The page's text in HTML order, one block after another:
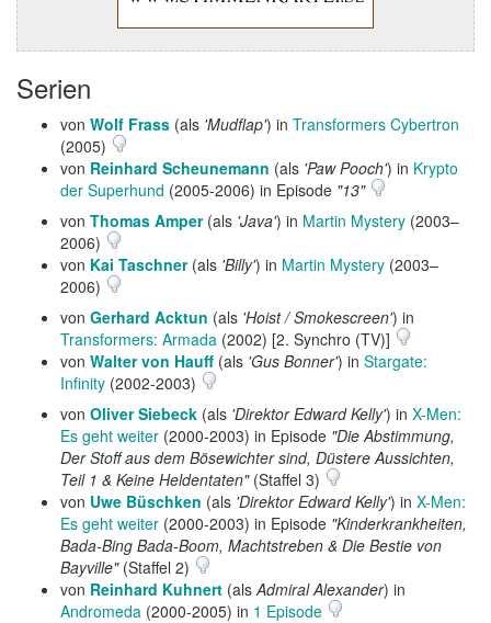
Serien
von Wolf Frass (als 'Mudflap') in Transformers Cybertron
(2005)
von Reinhard Scheunemann (als 'Paw Pooch') in Krypto
der Superhund (2005-2006) in Episode "13"
von Thomas Amper(als 'Java') in Martin Mystery (2003–
2006)
von Kai Taschner(als 'Billy') in Martin Mystery (2003–
2006)
von Gerhard Acktun (als 'Hoist / Smokescreen') in
Transformers: Armada (2002) [2. Synchro (TV)]
von Walter von Hauff (als 'Gus Bonner') in Stargate:
Infinity (2002-2003)
von Oliver Siebeck (als 'Direktor Edward Kelly') in X-Men:
Es geht weiter (2000-2003) in Episode "Die Abstimmung,
Der Stoff aus dem Bösewichter sind, Düstere Aussichten,
Teil 1 & Keine Heldentaten"(Staffel 3)
von Uwe Büschken (als 'Direktor Edward Kelly') in X-Men:
Es geht weiter (2000-2003) in Episode "Kinderkrankheiten,
Bada-Bing Bada-Boom, Machtstreben & Die Bestie von
Bayville"(Staffel 2)
von Reinhard Kuhnert (alsAdmiral Alexander) in
Andromeda (2000-2005) in 1 Episode